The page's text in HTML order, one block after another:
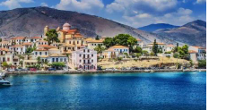
ISTORIE
ȘI
DESIGN
CARE
ÎȚI